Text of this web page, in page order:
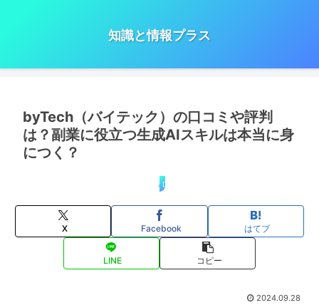
知識と情報プラス
byTech（バイテック）の口コミや評判
は？副業に役立つ生成AIスキルは本当に身
につく？
口コミ・評判
X Facebook はてブ
LINE コピー
2024.09.28